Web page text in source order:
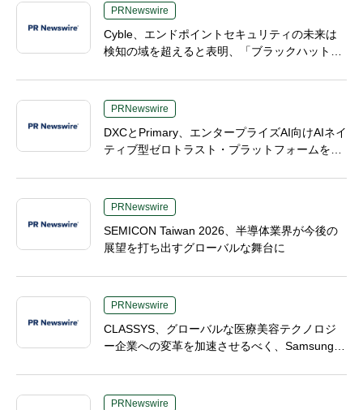
PRNewswire
Cyble、エンドポイントセキュリティの未来は
検知の域を超えると表明、「ブラックハットUS
PRNewswire
DXCとPrimary、エンタープライズAI向けAIネイ
ティブ型ゼロトラスト・プラットフォームを提
PRNewswire
SEMICON Taiwan 2026、半導体業界が今後の
展望を打ち出すグローバルな舞台に
PRNewswire
CLASSYS、グローバルな医療美容テクノロジ
ー企業への変革を加速させるべく、Samsung El
PRNewswire